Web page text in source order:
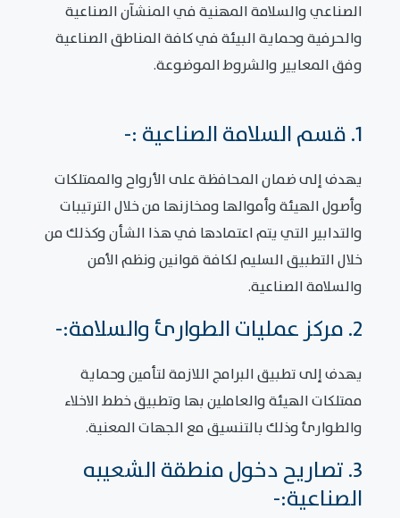
الصناعي والسلامة المهنية في المنشآن الصناعية
والحرفية وحماية البيئة في كافة المناطق الصناعية
وفق المعايير والشروط الموضوعة.
1. قسم السلامة الصناعية :-
يهدف إلى ضمان المحافظة على الأرواح والممتلكات
وأصول الهيئة وأموالها ومخازنها من خلال الترتيبات
والتدابير التي يتم اعتمادها في هذا الشأن وكذلك من
خلال التطبيق السليم لكافة قوانين ونظم الأمن
والسلامة الصناعية.
2. مركز عمليات الطوارئ والسلامة:-
يهدف إلى تطبيق البرامج اللازمة لتأمين وحماية
ممتلكات الهيئة والعاملين بها وتطبيق خطط الاخلاء
والطوارئ وذلك بالتنسيق مع الجهات المعنية.
3. تصاريح دخول منطقة الشعيبه
الصناعية:-